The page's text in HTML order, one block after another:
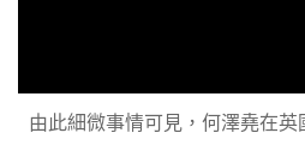
由此細微事情可見，何澤堯在英